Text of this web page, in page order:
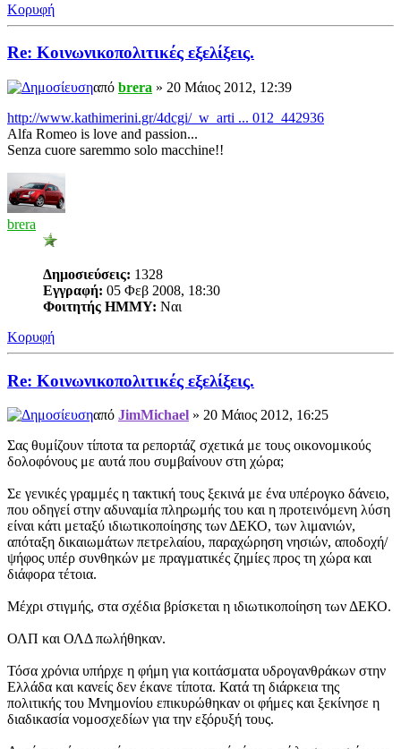
Κορυφή
Re: Κοινωνικοπολιτικές εξελίξεις.
από brera » 20 Μάιος 2012, 12:39
http://www.kathimerini.gr/4dcgi/_w_arti ... 012_442936
Alfa Romeo is love and passion...
Senza cuore saremmo solo macchine!!
brera
Δημοσιεύσεις: 1328
Εγγραφή: 05 Φεβ 2008, 18:30
Φοιτητής ΗΜΜΥ: Ναι
Κορυφή
Re: Κοινωνικοπολιτικές εξελίξεις.
από JimMichael » 20 Μάιος 2012, 16:25
Σας θυμίζουν τίποτα τα ρεπορτάζ σχετικά με τους οικονομικούς
δολοφόνους με αυτά που συμβαίνουν στη χώρα;
Σε γενικές γραμμές η τακτική τους ξεκινά με ένα υπέρογκο δάνειο,
που οδηγεί στην αδυναμία πληρωμής του και η προτεινόμενη λύση
είναι κάτι μεταξύ ιδιωτικοποίησης των ΔΕΚΟ, των λιμανιών,
απόταξη δικαιωμάτων πετρελαίου, παραχώρηση νησιών, αποδοχή/
ψήφος υπέρ συνθηκών με πραγματικές ζημίες προς τη χώρα και
διάφορα τέτοια.
Μέχρι στιγμής, στα σχέδια βρίσκεται η ιδιωτικοποίηση των ΔΕΚΟ.
ΟΛΠ και ΟΛΔ πωλήθηκαν.
Τόσα χρόνια υπήρχε η φήμη για κοιτάσματα υδρογανθράκων στην
Ελλάδα και κανείς δεν έκανε τίποτα. Κατά τη διάρκεια της
πολιτικής του Μνημονίου επικυρώθηκαν οι φήμες και ξεκίνησε η
διαδικασία νομοσχεδίων για την εξόρυξή τους.